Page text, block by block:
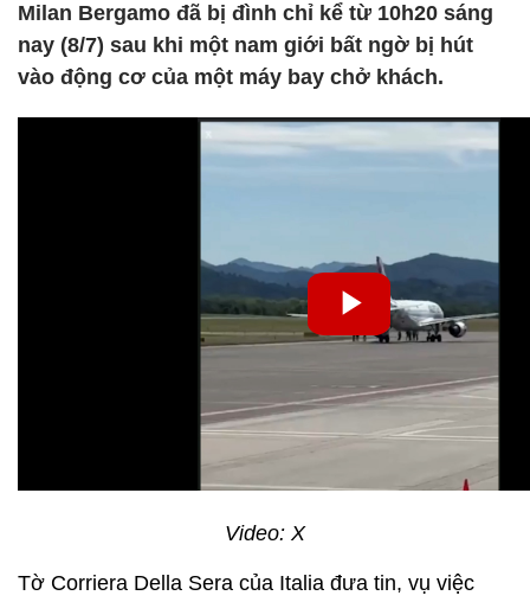
Milan Bergamo đã bị đình chỉ kể từ 10h20 sáng
nay (8/7) sau khi một nam giới bất ngờ bị hút
vào động cơ của một máy bay chở khách.
Video: X
Tờ Corriera Della Sera của Italia đưa tin, vụ việc